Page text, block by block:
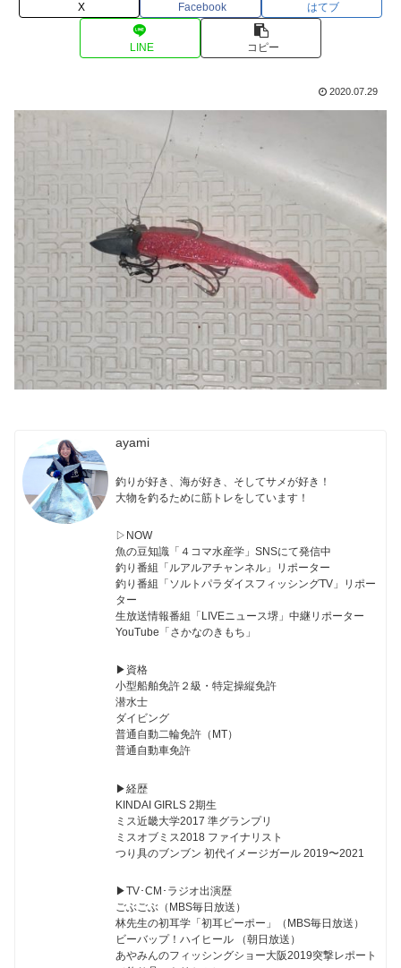
X Facebook はてブ
LINE コピー
2020.07.29
ayami
釣りが好き、海が好き、そしてサメが好き！
大物を釣るために筋トレをしています！
▷NOW
魚の豆知識「４コマ水産学」SNSにて発信中
釣り番組「ルアルアチャンネル」リポーター
釣り番組「ソルトパラダイスフィッシングTV」リポー
ター
生放送情報番組「LIVEニュース堺」中継リポーター
YouTube「さかなのきもち」
▶︎資格
小型船舶免許２級・特定操縦免許
潜水士
ダイビング
普通自動二輪免許（MT）
普通自動車免許
▶︎経歴
KINDAI GIRLS 2期生
ミス近畿大学2017 準グランプリ
ミスオブミス2018 ファイナリスト
つり具のブンブン 初代イメージガール 2019〜2021
▶︎TV･CM･ラジオ出演歴
ごぶごぶ（MBS毎日放送）
林先生の初耳学「初耳ピーポー」（MBS毎日放送）
ビーバップ！ハイヒール （朝日放送）
あやみんのフィッシングショー大阪2019突撃レポート